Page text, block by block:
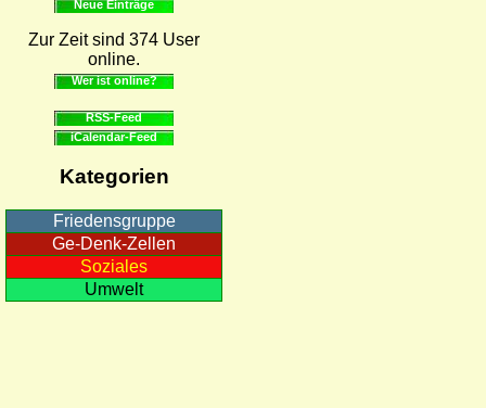
Neue Einträge
Zur Zeit sind 374 User
online.
Wer ist online?
RSS-Feed
iCalendar-Feed
Kategorien
Friedensgruppe
Ge-Denk-Zellen
Soziales
Umwelt